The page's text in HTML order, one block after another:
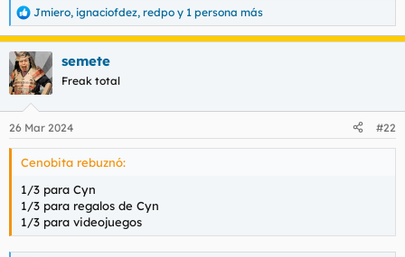
R
e
a
c
c
i
e
s
Jmiero, ignaciofdez, redpo y 1 persona más
semete
Freak total
26 Mar 2024 #22
Cenobita rebuznó:
1/3 para Cyn
1/3 para regalos de Cyn
1/3 para videojuegos